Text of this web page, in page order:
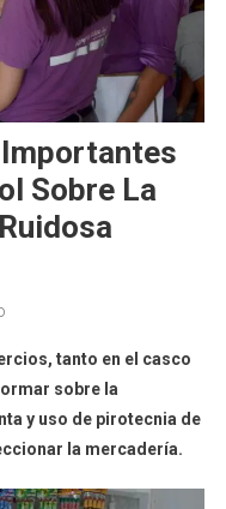
Sobre La
tanto en el casco
sobre la
y uso de pirotecnia de
la mercadería.